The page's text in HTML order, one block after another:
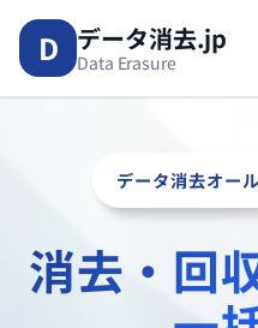
D データ消去.jp
Data Erasure
データ消去オー
消去・回